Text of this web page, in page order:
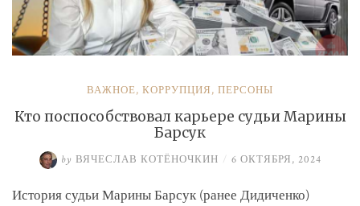
ВАЖНОЕ, КОРРУПЦИЯ, ПЕРСОНЫ
Кто поспособствовал карьере судьи Марины
Барсук
by ВЯЧЕСЛАВ КОТЁНОЧКИН / 6 ОКТЯБРЯ, 2024
История судьи Марины Барсук (ранее Дидиченко)